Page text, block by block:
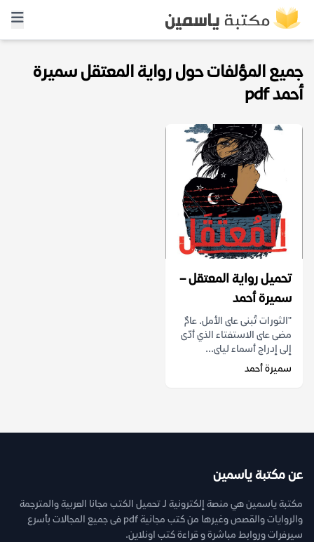
جميع المؤلفات حول رواية المعتقل سميرة
أحمد pdf
تحميل رواية المعتقل –
سميرة أحمد
"الثورات تُبنى على الأمل. عامٌ
مضى على الاستفتاء الذي أدّى
إلى إدراج أسماء ليلى...
سميرة أحمد
عن مكتبة ياسمين
مكتبة ياسمين هي منصة إلكترونية لـ تحميل الكتب مجانا العربية والمترجمة
والروايات والقصص وغيرها من كتب مجانية pdf فى جميع المجالات بأسرع
سيرفرات وروابط مباشرة و قراءة كتب اونلاين.